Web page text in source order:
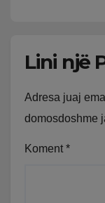
Lini një
Adresa juaj
domosdoshme
Koment *